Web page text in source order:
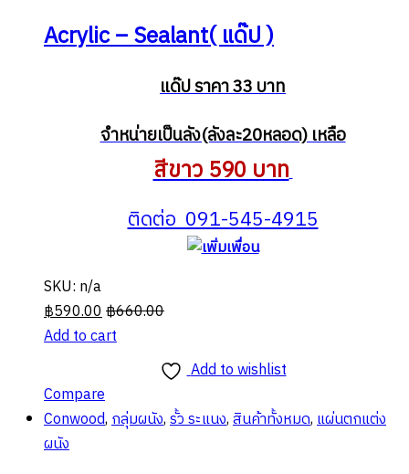
Acrylic – Sealant( แด๊ป )
แด๊ป ราคา 33 บาท
จำหน่ายเป็นลัง(ลังละ20หลอด) เหลือ
สีขาว 590 บาท
ติดต่อ 091-545-4915
SKU: n/a
฿590.00฿660.00
Add to cart
Add to wishlist
Compare
Conwood,กลุ่มผนัง,รั้ว ระแนง,สินค้าทั้งหมด,แผ่นตกแต่ง
ผนัง